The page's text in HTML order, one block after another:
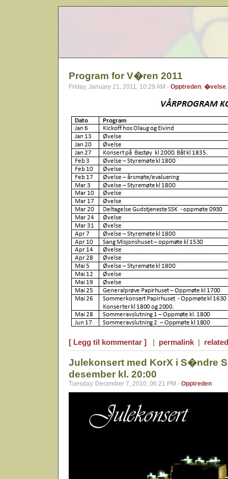
Program for V�ren 2011
Friday, January 21, 2011, 10:29 AM - Opptreden, �velse
[ Legg til kommentar ] | permalink |
Julekonsert med KorX i S�ndre
desember kl. 20:00
Tuesday, December 7, 2010, 06:21 PM - Opptreden